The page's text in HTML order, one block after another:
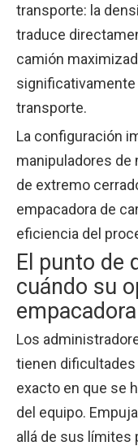
transporte: la
traduce
camión
transporte.
La configuración
manipuladores de
de extremo
empacadora de
eficiencia del
El punto de
cuándo su
Los
tienen
exacto en que se
del equipo.
allá de sus límites